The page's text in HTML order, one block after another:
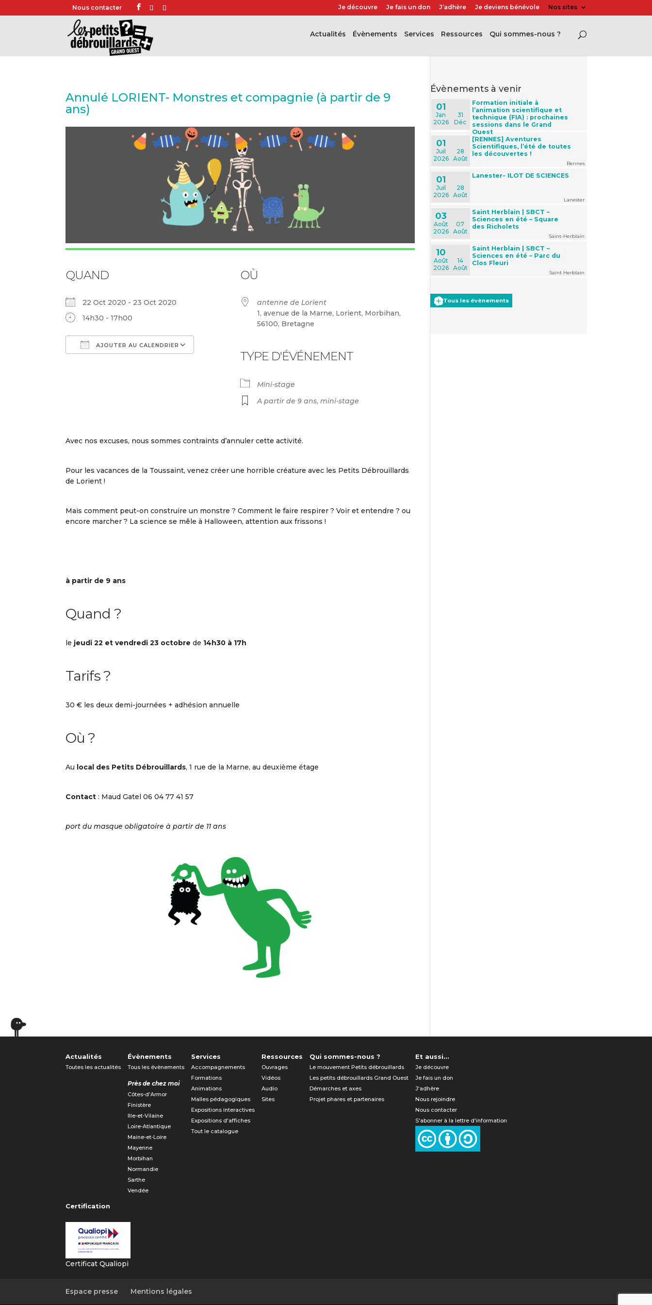
Nous contacter Je découvre Je fais un don J’adhère Je deviens bénévole Nos sites
Actualités évènements Services Ressources Qui sommes-nous ?
Annulé LORIENT- Monstres et compagnie (à partir de 9
ans)
QUAND
22 Oct 2020 - 23 Oct 2020
14h30 - 17h00
AJOUTER AU CALENDRIER
Calendrier Google iCalendar
OÙ
antenne de Lorient
1, avenue de la Marne, Lorient, Morbihan,
56100, Bretagne
TYPE D'ÉVÉNEMENT
Mini-stage
A partir de 9 ans, mini-stage
Avec nos excuses, nous sommes contraints d’annuler cette activité.
Pour les vacances de la Toussaint, venez créer une horrible créature avec les Petits Débrouillards
de Lorient !
Mais comment peut-on construire un monstre ? Comment le faire respirer ? Voir et entendre ? ou
encore marcher ? La science se mêle à Halloween, attention aux frissons !
à partir de 9 ans
Quand ?
le jeudi 22 et vendredi 23 octobre de 14h30 à 17h
Tarifs ?
30 € les deux demi-journées + adhésion annuelle
Où ?
Au local des Petits Débrouillards, 1 rue de la Marne, au deuxième étage
Contact: Maud Gatel 06 04 77 41 57
port du masque obligatoire à partir de 11 ans
évènements à venir
01
Jan
2026
31
Déc
Formation initiale à
l’animation scientifique et
technique (FIA) : prochaines
sessions dans le Grand
Ouest
01
Juil
2026
28
Août
[RENNES] Aventures
Scientifiques, l’été de toutes
les découvertes !
Rennes
01
Juil
2026
28
Août
Lanester- ILOT DE SCIENCES
Lanester
03
Août
2026
07
Août
Saint Herblain | SBCT –
Sciences en été – Square
des Richolets
Saint-Herblain
10
Août
2026
14
Août
Saint Herblain | SBCT –
Sciences en été – Parc du
Clos Fleuri
Saint Herblain
Tous les évènements
Actualités
Toutes les actualités
Évènements
Tous les évènements
Près de chez moi
Côtes-d'Armor
Finistère
Ille-et-Vilaine
Loire-Atlantique
Maine-et-Loire
Mayenne
Morbihan
Normandie
Sarthe
Vendée
Services
Accompagnements
Formations
Animations
Malles pédagogiques
Expositions interactives
Expositions d'affiches
Tout le catalogue
Ressources
Ouvrages
Vidéos
Audio
Sites
Qui sommes-nous ?
Le mouvement Petits débrouillards
Les petits débrouillards Grand Ouest
Démarches et axes
Projet phares et partenaires
Et aussi...
Je découvre
Je fais un don
J'adhère
Nous rejoindre
Nous contacter
S'abonner à la lettre d'information
Certification
Certificat Qualiopi
Espace presse Mentions légales